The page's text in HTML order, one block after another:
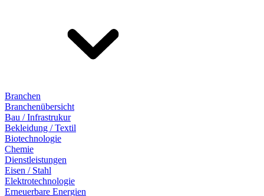
Branchen
Branchenübersicht
Bau / Infrastrukur
Bekleidung / Textil
Biotechnologie
Chemie
Dienstleistungen
Eisen / Stahl
Elektrotechnologie
Erneuerbare Energien